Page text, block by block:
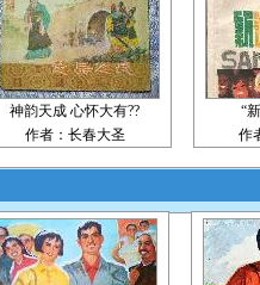
神韵天成 心怀大有??
作者：长春大圣
“
作